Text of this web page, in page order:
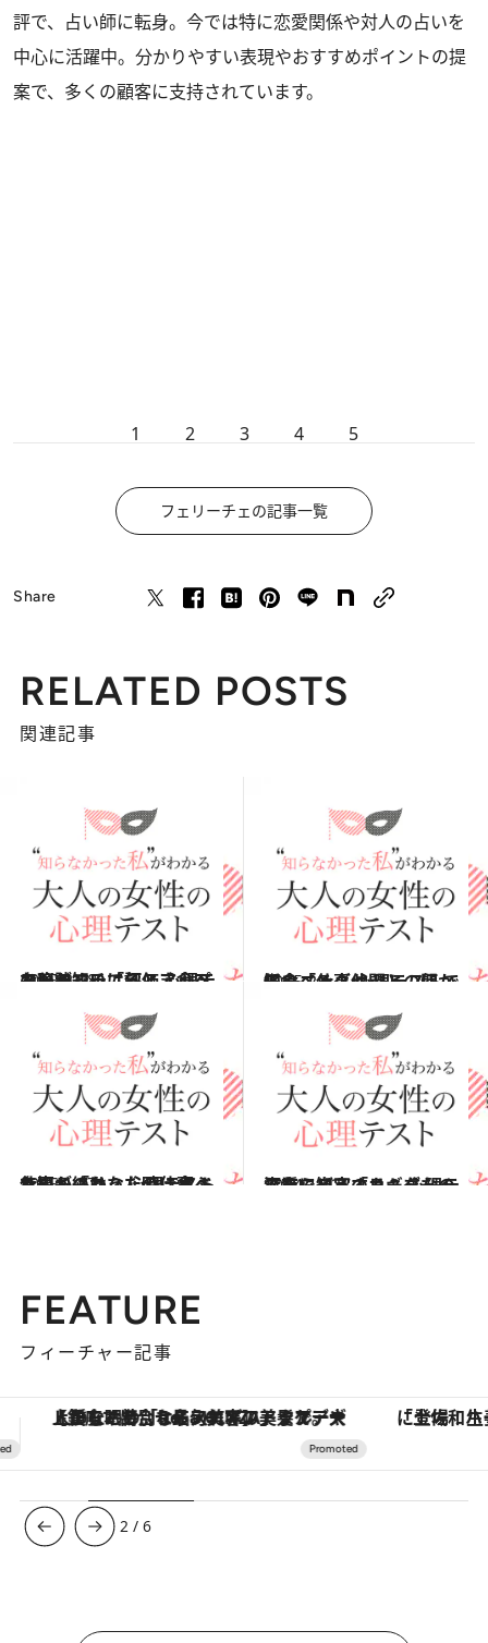
評で、占い師に転身。今では特に恋愛関係や対人の占いを
中心に活躍中。分かりやすい表現やおすすめポイントの提
案で、多くの顧客に支持されています。
1 2 3 4 5
フェリーチェの記事一覧
Share
RELATED POSTS
関連記事
2015.2.28
お腹がすいてるとき食べたいランチは何？ 心理テストで知る「評価アップの秘訣」
占い 2015.2.1
モーニングセット、何から食べる？ 心理テストで知る「仕事仲間との関係」
占い
2015.1.17
仕事が終わった時に食べたいものは？ 心理テストで知る「あなたの仕事ぶり」
占い 2014.12.27
深夜に自宅のカギをなくしたらどうする？ 心理テストで知る「リーダーの資質」
占い
FEATURE
フィーチャー記事
「土佐和ハーブかき氷」がOMO7高知に登場！生姜、山椒、大葉など目にも舌にも涼を呼ぶ郷土の味
3 /6